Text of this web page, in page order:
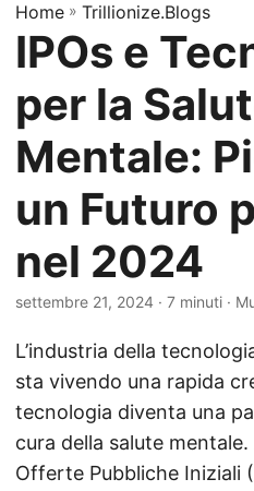
Home » Trillionize.Blogs
IPOs e
per la
Mentale:
un Futuro
nel 2024
settembre 21, 2024 · 7 minuti ·
L’industria della
sta vivendo una rapida
tecnologia diventa una
cura della salute
Offerte Pubbliche Iniziali